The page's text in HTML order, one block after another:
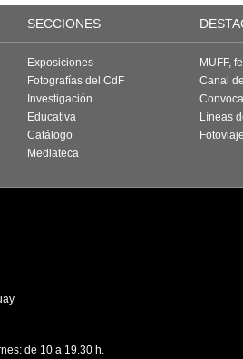
SECCIONES
Exposiciones
Fotografías del CdF
Investigación
Educativa
Catálogo
Mediateca
MUFF,
Canal
Líneas
de 10 a 19.30 h.